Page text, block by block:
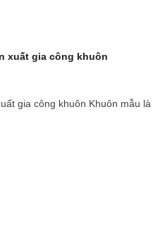
xuất gia công khuôn
gia công khuôn Khuôn mẫu là